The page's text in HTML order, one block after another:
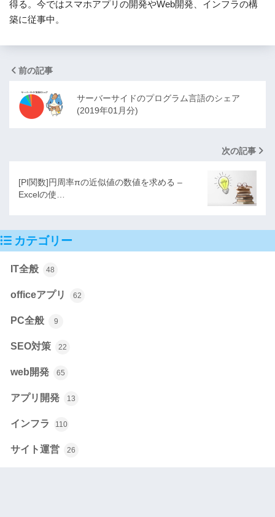
得る。今ではスマホアプリの開発やWeb開発、インフラの構
築に従事中。
前の記事
サーバーサイドのプログラム言語のシェア
(2019年01月分)
次の記事
[PI関数]円周率πの近似値の数値を求める –
Excelの使…
カテゴリー
IT全般 48
officeアプリ 62
PC全般 9
SEO対策 22
web開発 65
アプリ開発 13
インフラ 110
サイト運営 26